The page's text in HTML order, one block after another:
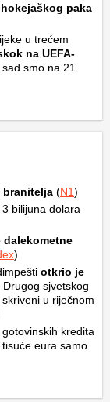
paka
u trećem
na UEFA-
smo na 21.
branitelja (N1)
bilijuna dolara
)
otkrio je
Drugog sjvetskog
u riječnom
kredita
eura samo